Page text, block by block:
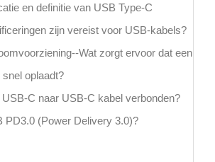
en definitie van USB Type-C
zijn vereist voor USB-kabels?
Wat zorgt ervoor dat een
oplaadt?
C naar USB-C kabel verbonden?
PD3.0 (Power Delivery 3.0)?